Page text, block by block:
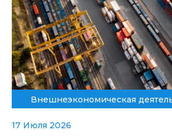
Внешнеэкономическая
17 Июля 2026